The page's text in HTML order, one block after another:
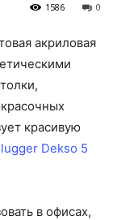
0
1586
акриловая
красивую
Dekso 5
в офисах,